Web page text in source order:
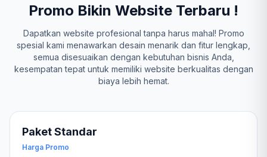
Promo Bikin Website Terbaru !
Dapatkan website profesional tanpa harus mahal! Promo
spesial kami menawarkan desain menarik dan fitur lengkap,
semua disesuaikan dengan kebutuhan bisnis Anda,
kesempatan tepat untuk memiliki website berkualitas dengan
biaya lebih hemat.
Paket Standar
Harga Promo